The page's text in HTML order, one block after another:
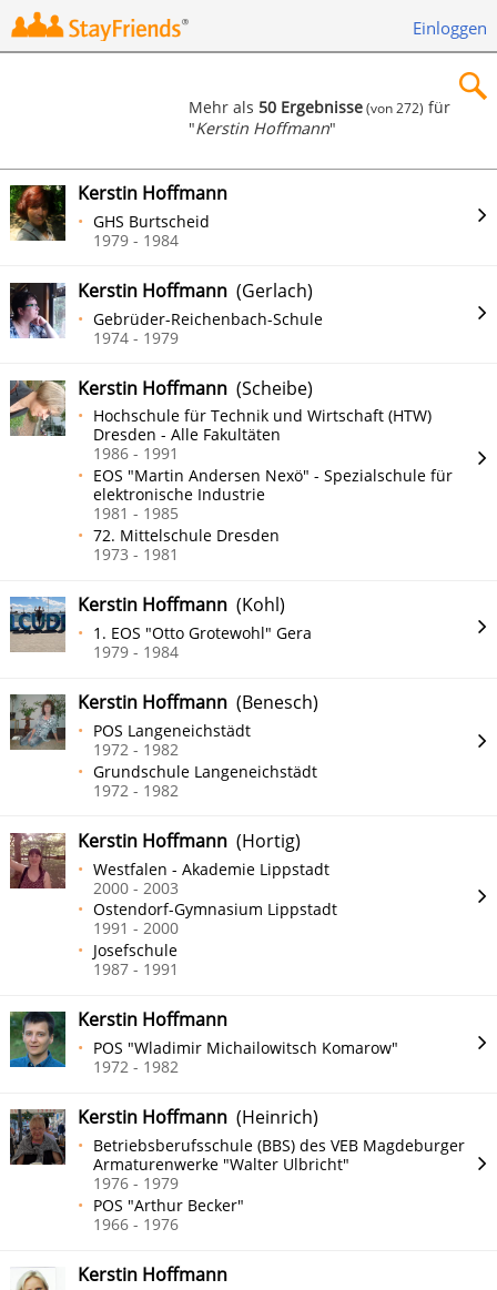
Einloggen
Suchen
Mehr als 50 Ergebnisse(von 272) für
"Kerstin Hoffmann"
Kerstin Hoffmann
GHS Burtscheid
1979 - 1984
Kerstin Hoffmann (Gerlach)
Gebrüder-Reichenbach-Schule
1974 - 1979
Kerstin Hoffmann (Scheibe)
Hochschule für Technik und Wirtschaft (HTW)
Dresden - Alle Fakultäten
1986 - 1991
EOS "Martin Andersen Nexö" - Spezialschule für
elektronische Industrie
1981 - 1985
72. Mittelschule Dresden
1973 - 1981
Kerstin Hoffmann (Kohl)
1. EOS "Otto Grotewohl" Gera
1979 - 1984
Kerstin Hoffmann (Benesch)
POS Langeneichstädt
1972 - 1982
Grundschule Langeneichstädt
1972 - 1982
Kerstin Hoffmann (Hortig)
Westfalen - Akademie Lippstadt
2000 - 2003
Ostendorf-Gymnasium Lippstadt
1991 - 2000
Josefschule
1987 - 1991
Kerstin Hoffmann
POS "Wladimir Michailowitsch Komarow"
1972 - 1982
Kerstin Hoffmann (Heinrich)
Betriebsberufsschule (BBS) des VEB Magdeburger
Armaturenwerke "Walter Ulbricht"
1976 - 1979
POS "Arthur Becker"
1966 - 1976
Kerstin Hoffmann